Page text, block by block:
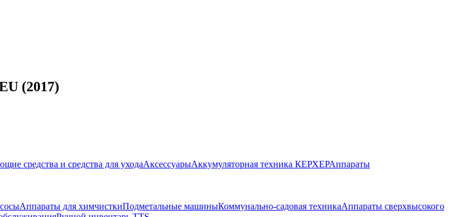
(2017)
средства и средства для уходаАксессуарыАккумуляторная техника КЕРХЕРАппараты
Аппараты для химчисткиПодметальные машиныКоммунально-садовая техникаАппараты сверхвысокого